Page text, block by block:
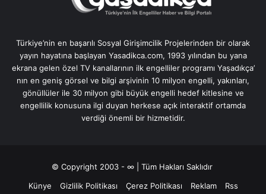
Türkiye’nin en başarılı Sosyal Girişimcilik Projelerinden bir olarak
yayın hayatına başlayan Yasadikca.com, 1993 yılından bu yana
ekrana gelen özel TV kanallarının ilk engelliler programı Yaşadıkça’
nın en geniş görsel ve bilgi arşivinin 10 milyon engelli, yakınları,
gönüllüler ile 30 milyon gibi büyük engelli hedef kitlesine ve
engellilik konusuna ilgi duyan herkese açık interaktif ortamda
verdiği önemli bir hizmetidir.
© Copyright 2003 - ∞ | Tüm Hakları Saklıdır
Künye
Gizlilik Politikası Çerez Politikası Reklam Rss